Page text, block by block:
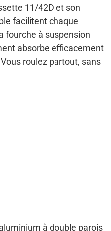
11/42D et son
facilitent chaque
fourche à suspension
absorbe efficacement
roulez partout, sans
à double parois